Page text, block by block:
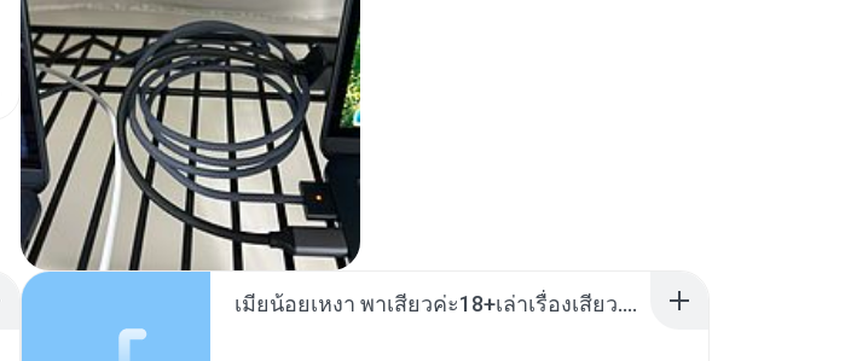
เมียน้อยเหงา พาเสียวค่ะ18+เล่าเรื่องเสียว.mp3